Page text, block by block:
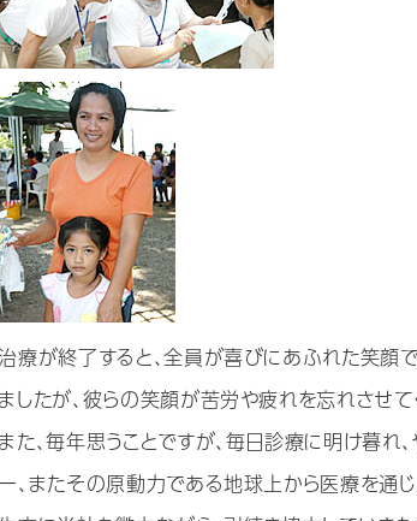
療が終了すると、全員が喜びにあふれた笑顔
したが、彼らの笑顔が苦労や疲れを忘れさせて
た、毎年思うことですが、毎日診療に明け暮
ー、またその原動力である地球上から医療を通